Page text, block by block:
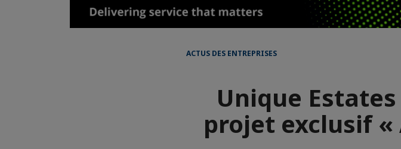
ACTUS DES ENTREPRISES
Unique
projet exclusif